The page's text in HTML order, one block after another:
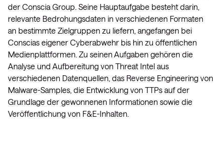
der Conscia Group. Seine Hauptaufgabe besteht darin,
relevante Bedrohungsdaten in verschiedenen Formaten
an bestimmte Zielgruppen zu liefern, angefangen bei
Conscias eigener Cyberabwehr bis hin zu öffentlichen
Medienplattformen. Zu seinen Aufgaben gehören die
Analyse und Aufbereitung von Threat Intel aus
verschiedenen Datenquellen, das Reverse Engineering von
Malware-Samples, die Entwicklung von TTPs auf der
Grundlage der gewonnenen Informationen sowie die
Veröffentlichung von F&E-Inhalten.